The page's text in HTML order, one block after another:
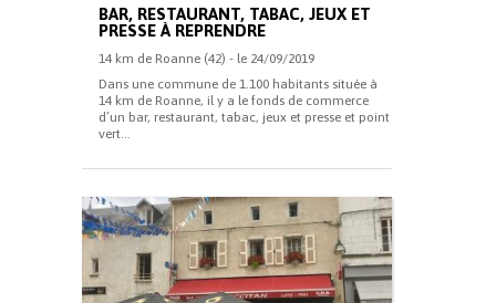
BAR, RESTAURANT, TABAC, JEUX ET
PRESSE À REPRENDRE
14 km de Roanne (42) - le 24/09/2019
Dans une commune de 1.100 habitants située à
14 km de Roanne, il y a le fonds de commerce
d’un bar, restaurant, tabac, jeux et presse et point
vert...